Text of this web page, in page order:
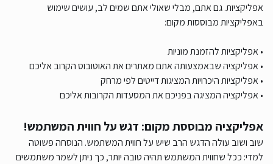
אפליקציות. גם אתם, מבלי שאולי אתם שמים לב, עושים שימוש
באפליקציות מבוססות מקום:
• אפליקציות להזמנת מוניות
• אפליקציה שבאמצעותה אתם מאתרים את האוטובוס הקרוב אליכם
• אפליקציות היכרויות המציגות דייטים לפי מרחק
• אפליקציה המציגה בפניכם את המסעדות הקרובות אליכם
אפליקציה מבוססת מקום: דגש על חווית המשתמש!
שוב ושוב עולה הדגש הרב שיש על חווית המשתמש. הנוסחה פשוטה
למדי: ככל שחווית המשתמש תהיה טובה יותר, כך ניתן לשמר משתמשים